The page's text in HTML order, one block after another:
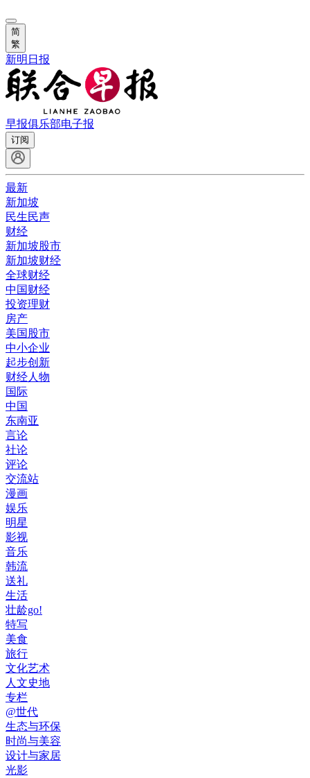
简
繁
新明日报
早报俱乐部电子报
订阅
最新
新加坡
民生民声
财经
新加坡股市
新加坡财经
全球财经
中国财经
投资理财
房产
美国股市
中小企业
起步创新
财经人物
国际
中国
东南亚
言论
社论
评论
交流站
漫画
娱乐
明星
影视
音乐
韩流
送礼
生活
壮龄go!
特写
美食
旅行
文化艺术
人文史地
专栏
@世代
生态与环保
时尚与美容
设计与家居
光影